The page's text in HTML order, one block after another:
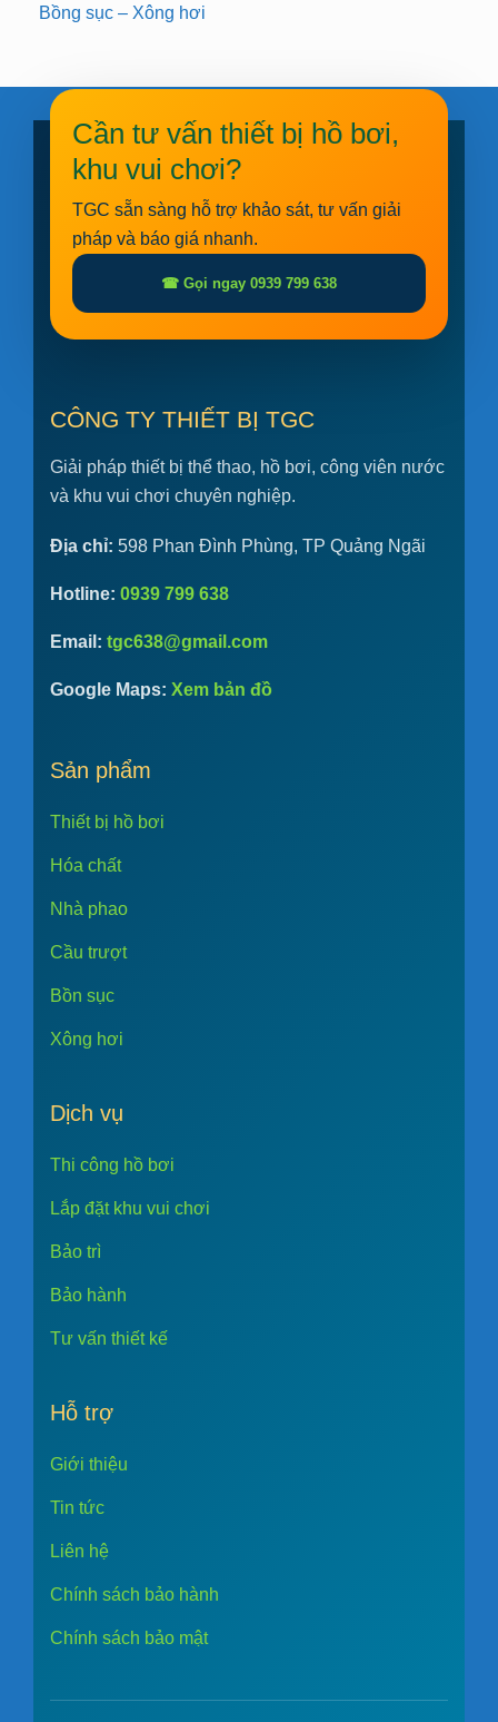
Bồng sục – Xông hơi
Cần tư vấn thiết bị hồ bơi,
khu vui chơi?
TGC sẵn sàng hỗ trợ khảo sát, tư vấn giải
pháp và báo giá nhanh.
☎ Gọi ngay 0939 799 638
CÔNG TY THIẾT BỊ TGC
Giải pháp thiết bị thể thao, hồ bơi, công viên nước
và khu vui chơi chuyên nghiệp.
Địa chỉ: 598 Phan Đình Phùng, TP Quảng Ngãi
Hotline: 0939 799 638
Email: tgc638@gmail.com
Google Maps: Xem bản đồ
Sản phẩm
Thiết bị hồ bơi
Hóa chất
Nhà phao
Cầu trượt
Bồn sục
Xông hơi
Dịch vụ
Thi công hồ bơi
Lắp đặt khu vui chơi
Bảo trì
Bảo hành
Tư vấn thiết kế
Hỗ trợ
Giới thiệu
Tin tức
Liên hệ
Chính sách bảo hành
Chính sách bảo mật